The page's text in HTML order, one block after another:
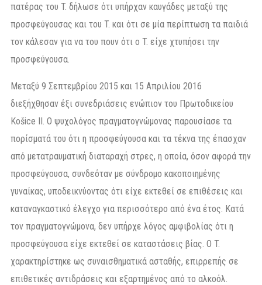
πατέρας του T. δήλωσε ότι υπήρχαν καυγάδες μεταξύ της
προσφεύγουσας και του T. και ότι σε μία περίπτωση τα παιδιά
τον κάλεσαν για να του πουν ότι ο T. είχε χτυπήσει την
προσφεύγουσα.
Μεταξύ 9 Σεπτεμβρίου 2015 και 15 Απριλίου 2016
διεξήχθησαν έξι συνεδριάσεις ενώπιον του Πρωτοδικείου
Košice II. Ο ψυχολόγος πραγματογνώμονας παρουσίασε τα
πορίσματά του ότι η προσφεύγουσα και τα τέκνα της έπασχαν
από μετατραυματική διαταραχή στρες, η οποία, όσον αφορά την
προσφεύγουσα, συνδεόταν με σύνδρομο κακοποιημένης
γυναίκας, υποδεικνύοντας ότι είχε εκτεθεί σε επιθέσεις και
καταναγκαστικό έλεγχο για περισσότερο από ένα έτος. Κατά
τον πραγματογνώμονα, δεν υπήρχε λόγος αμφιβολίας ότι η
προσφεύγουσα είχε εκτεθεί σε καταστάσεις βίας. Ο T.
χαρακτηρίστηκε ως συναισθηματικά ασταθής, επιρρεπής σε
επιθετικές αντιδράσεις και εξαρτημένος από το αλκοόλ.